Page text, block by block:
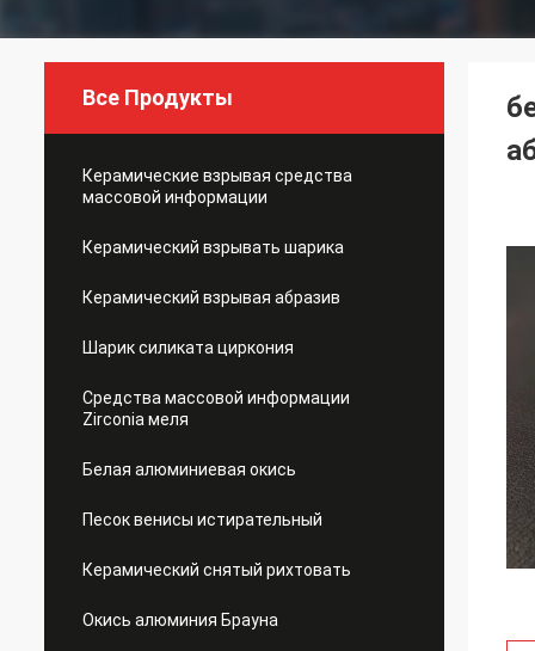
Все Продукты
Керамические взрывая средства
массовой информации
Керамический взрывать шарика
Керамический взрывая абразив
Шарик силиката циркония
Средства массовой информации
Zirconia меля
Белая алюминиевая окись
Песок венисы истирательный
Керамический снятый рихтовать
Окись алюминия Брауна